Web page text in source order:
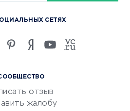
отзыв
жалобу
СЕТЯХ